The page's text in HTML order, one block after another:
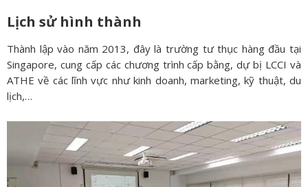
Lịch sử hình thành
Thành lập vào năm 2013, đây là trường tư thục hàng đầu tại
Singapore, cung cấp các chương trình cấp bằng, dự bị LCCI và
ATHE về các lĩnh vực như kinh doanh, marketing, kỹ thuật, du
lịch,…